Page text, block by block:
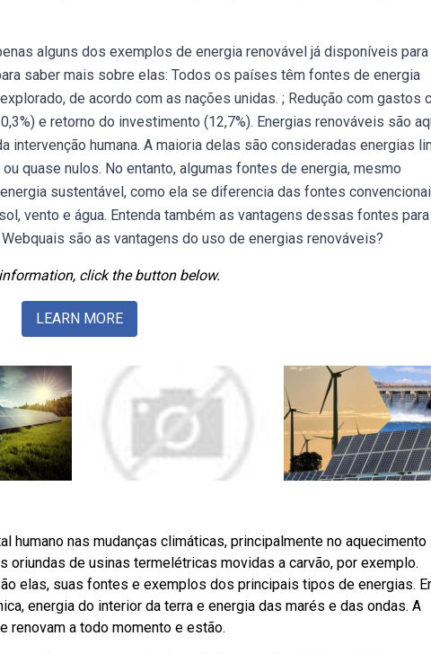
alguns dos exemplos de energia renovável já disponíveis para
saber mais sobre elas: Todos os países têm fontes de energia
de acordo com as nações unidas. ; Redução com gastos
e retorno do investimento (12,7%). Energias renováveis são
intervenção humana. A maioria delas são consideradas energias
quase nulos. No entanto, algumas fontes de energia, mesmo
sustentável, como ela se diferencia das fontes
vento e água. Entenda também as vantagens dessas fontes
são as vantagens do uso de energias renováveis?
click the button below.
LEARN MORE
humano nas mudanças climáticas, principalmente no aquecimento
de usinas termelétricas movidas a carvão, por exemplo.
elas, suas fontes e exemplos dos principais tipos de energias.
energia do interior da terra e energia das marés e das ondas. A
renovam a todo momento e estão.